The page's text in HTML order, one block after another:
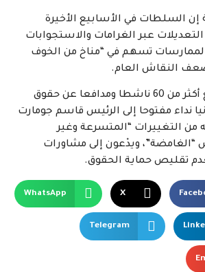
إن السلطات في الأسابيع الأخيرة
عبر الغرامات والاستجوابات
الممارسات تسهم في “مناخ من الخوف
النقاش العام.
ووفق المنظمة، وقّع أكثر من 60 ناشطا ومدافعا عن حقوق
نداء مفتوحا إلى الرئيس قاسم جومارت
من التغييرات “المتسرعة وغير
“الغامضة”، ويدْعون إلى مشاورات
تقليص حماية الحقوق.
X
WhatsApp
Telegram